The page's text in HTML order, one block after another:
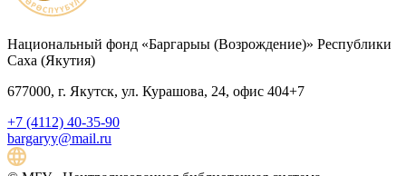
Национальный фонд «Баргарыы (Возрождение)» Республики
Саха (Якутия)
677000, г. Якутск, ул. Курашова, 24, офис 404+7
+7 (4112) 40-35-90
bargaryy@mail.ru